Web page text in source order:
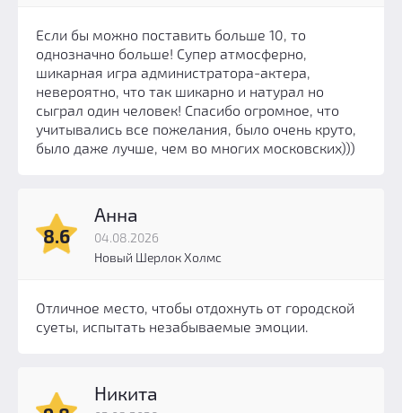
Если бы можно поставить больше 10, то
однозначно больше! Супер атмосферно,
шикарная игра администратора-актера,
невероятно, что так шикарно и натурал но
сыграл один человек! Спасибо огромное, что
учитывались все пожелания, было очень круто,
было даже лучше, чем во многих московских)))
8.6
Анна
04.08.2026
Новый Шерлок Холмс
Отличное место, чтобы отдохнуть от городской
суеты, испытать незабываемые эмоции.
Никита